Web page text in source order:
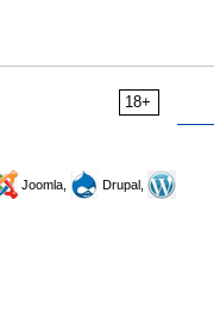
18+
Joomla,
Drupal,